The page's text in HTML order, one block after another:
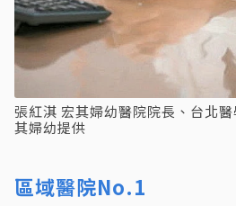
張紅淇 宏其婦幼醫院院長、台北
其婦幼提供
區域醫院No.1